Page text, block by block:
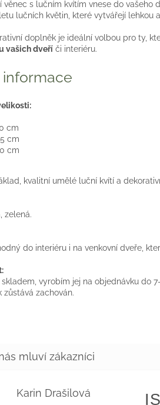
věnec s lučním kvítím vnese do vašeho
lučních květin, které vytvářejí lehkou
doplněk je ideální volbou pro ty,
vašich dveří či interiéru.
informace
cm
cm
cm
kvalitní umělé luční kvítí a
zelená.
do interiéru i na venkovní dveře,
skladem, vyrobím jej na objednávku do
zůstává zachován.
Karin Drašilová IS